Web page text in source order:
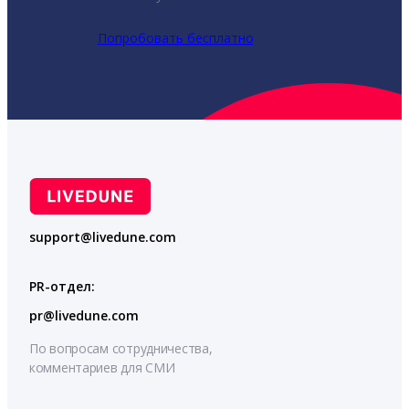
Попробовать бесплатно
support@livedune.com
PR-отдел:
pr@livedune.com
По вопросам сотрудничества,
комментариев для СМИ